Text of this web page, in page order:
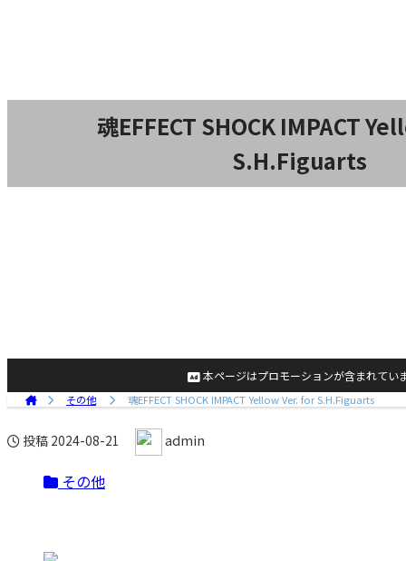
魂EFFECT SHOCK IMPACT
S.H.Figuarts
本ページはプロモーションが含まれてい
その他 魂EFFECT SHOCK IMPACT Yellow Ver. for S.H.Figuarts
投稿 2024-08-21 admin
その他